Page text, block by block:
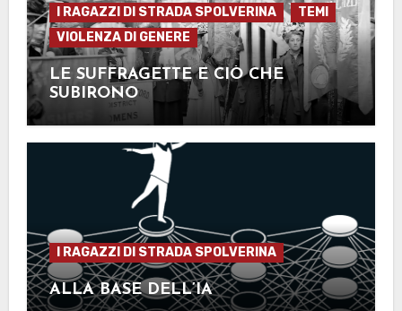
I RAGAZZI DI STRADA SPOLVERINA
TEMI
VIOLENZA DI GENERE
LE SUFFRAGETTE E CIÒ CHE
SUBIRONO
I RAGAZZI DI STRADA SPOLVERINA
ALLA BASE DELL’IA